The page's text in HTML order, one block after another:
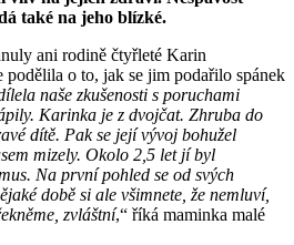
také na jeho blízké.
ani rodině čtyřleté Karin
podělila o to, jak se jim podařilo spánek
naše zkušenosti s poruchami
Karinka je z dvojčat. Zhruba do
dítě. Pak se její vývoj bohužel
mizely. Okolo 2,5 let jí byl
Na první pohled se od svých
době si ale všimnete, že nemluví,
zvláštní,“ říká maminka malé